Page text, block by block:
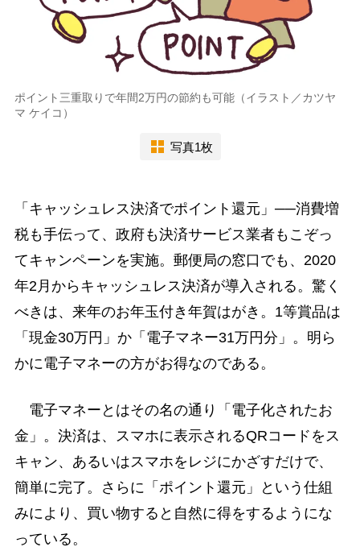
ポイント三重取りで年間2万円の節約も可能（イラスト／カツヤ
マ ケイコ）
写真1枚
「キャッシュレス決済でポイント還元」──消費増
税も手伝って、政府も決済サービス業者もこぞっ
てキャンペーンを実施。郵便局の窓口でも、2020
年2月からキャッシュレス決済が導入される。驚く
べきは、来年のお年玉付き年賀はがき。1等賞品は
「現金30万円」か「電子マネー31万円分」。明ら
かに電子マネーの方がお得なのである。
電子マネーとはその名の通り「電子化されたお
金」。決済は、スマホに表示されるQRコードをス
キャン、あるいはスマホをレジにかざすだけで、
簡単に完了。さらに「ポイント還元」という仕組
みにより、買い物すると自然に得をするようにな
っている。